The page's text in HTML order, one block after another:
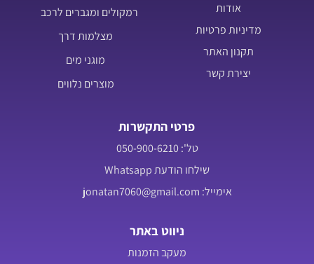
אודות
מדיניות פרטיות
תקנון האתר
יצירת קשר
רמקולים ומגברים לרכב
מצלמות דרך
מוגני מים
מוצרים נלווים
פרטי התקשרות
טל': 050-900-6210
שילחו הודעת Whatsapp
אימייל: jonatan7060@gmail.com
ניווט באתר
מעקב הזמנות